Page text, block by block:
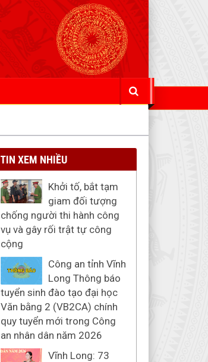
TIN XEM NHIỀU
Khởi tố, bắt tạm
giam đối tượng
chống người thi hành công
vụ và gây rối trật tự công
cộng
Công an tỉnh Vĩnh
Long Thông báo
tuyển sinh đào tạo đại học
Văn bằng 2 (VB2CA) chính
quy tuyển mới trong Công
an nhân dân năm 2026
Vĩnh Long: 73